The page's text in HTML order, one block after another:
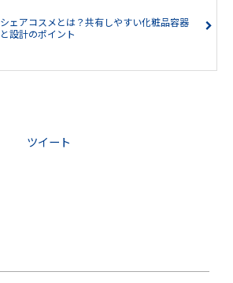
シェアコスメとは？共有しやすい化粧品容器
と設計のポイント
ツイート